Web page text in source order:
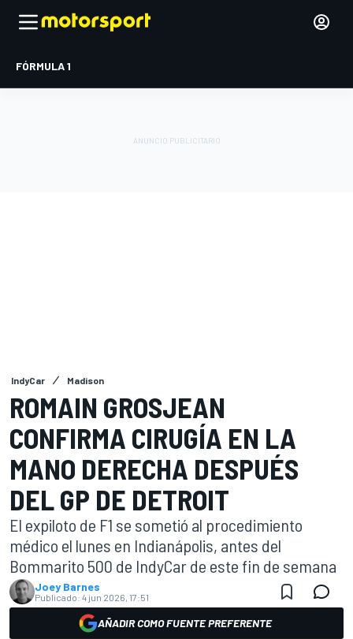
FÓRMULA 1
IndyCar Madison
ROMAIN GROSJEAN
CONFIRMA CIRUGÍA EN LA
MANO DERECHA DESPUÉS
DEL GP DE DETROIT
El expiloto de F1 se sometió al procedimiento
médico el lunes en Indianápolis, antes del
Bommarito 500 de IndyCar de este fin de semana
Joey Barnes
Publicado: 4 jun 2026, 17:51
AÑADIR COMO FUENTE PREFERENTE